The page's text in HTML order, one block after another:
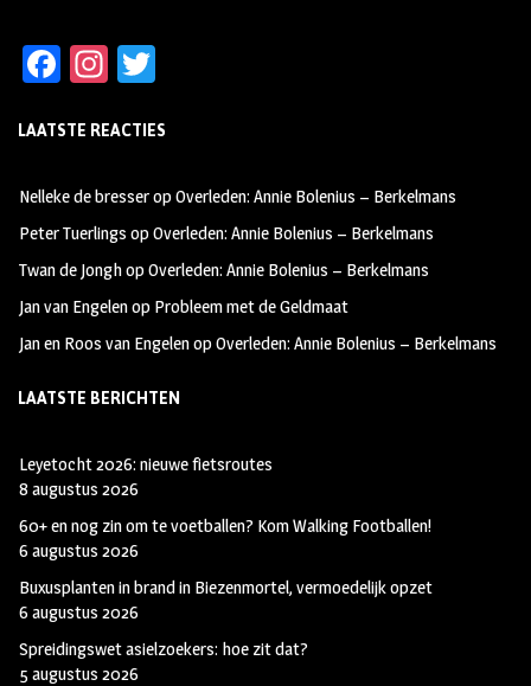
Fa
b
oo
k
In
ag
m
tt
LAATSTE REACTIES
Nelleke de bresseropOverleden: Annie Bolenius – Berkelmans
Peter Tuerlings opOverleden: Annie Bolenius – Berkelmans
Twan de JonghopOverleden: Annie Bolenius – Berkelmans
Jan van Engelenop Probleem met de Geldmaat
Jan en Roos van EngelenopOverleden: Annie Bolenius – Berkelmans
LAATSTE BERICHTEN
Leyetocht 2026: nieuwe fietsroutes
8 augustus 2026
60+ en nog zin om te voetballen? Kom Walking Footballen!
6 augustus 2026
Buxusplanten in brand in Biezenmortel, vermoedelijk opzet
6 augustus 2026
Spreidingswet asielzoekers: hoe zit dat?
5 augustus 2026